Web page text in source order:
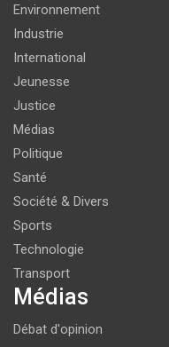
Environnement
Industrie
International
Jeunesse
Justice
Médias
Politique
Santé
Société & Divers
Sports
Technologie
Transport
Médias
Débat d'opinion